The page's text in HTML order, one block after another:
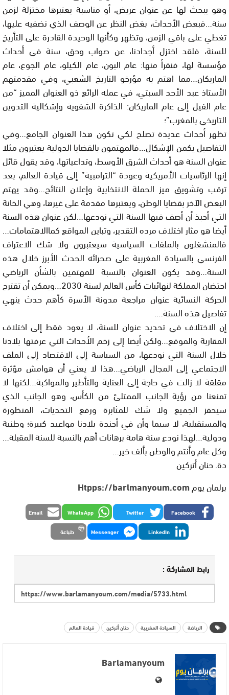
وهو يبحث لها عن عنوان عريض، أو مناسبة يعتبرها مختزلة لزمن
سنة…فبعض الأحداث، بغض النظر عن الوصف الذي نضفيه عليها،
تغطي على باقي الزمن، وتظهر وكأنها الوحيدة القادرة على التأريخ
للسنة، فلقد اختزل أجدادنا، عن صواب وحق، سنة في أحداث
مؤسسة لها، فنقرأ منها: عام البون، عام الكيلو، عام الجوع، عام
الماريكان…مما اهتم به مؤرخو التاريخ الشعبي، وفي مقدمتهم
الأستاذ عبد الأحد السبتي، في عمله الرائع ذو العنوان المميز “من
عام الفيل إلى عام الماريكان: الذاكرة الشفوية وإشكالية التدوين
التاريخي بالمغرب”؛
تظهر أحداث عديدة تصلح لكي تكون هذا العنوان الجامع…وفي
التفاصيل يكمن الإشكال…فالمهتمون بالقضايا الدولية يعتبرون مثلا
عنوان السنة هو أحداث الشرق الأوسط، وتداعياتها، وقد يقول قائل
إنها الرئاسيات الأمريكية وعودة “الترامبية” إلى قيادة العالم، بعد
ترقب وتشويق ميز الحملة الانتخابية وإعلان النتائج…وقد يهتم
البعض الآخر بقضايا الوطن، ويعتبرها مقدمة على غيرها، وهي الخانة
التي أحبذ أن أصف فيها السنة التي نودعها…لكن عنوان هذه السنة
أيضا هو مثار اختلاف مرده التقدير، وتباين المواقع كماالاهتمامات…
فالمنشغلون بالملفات السياسية سيعتبرون ولا شك الاعتراف
الفرنسي بالسيادة المغربية على صحرائه الحدث الأبرز خلال هذه
السنة…وقد يكون العنوان بالنسبة للمهتمين بالشأن الرياضي
احتضان المملكة لنهائيات كأس العالم لسنة 2030…ويمكن أن تقترح
الحركة النسائية عنوان مراجعة مدونة الأسرة كأهم حدث ينهي
تفاصيل هذه السنة….
إن الاختلاف في تحديد عنوان للسنة، لا يعود فقط إلى اختلاف
المقاربة والموقع…ولكن أيضا إلى زخم الأحداث التي عرفتها بلادنا
خلال السنة التي نودعها، من السياسة إلى الاقتصاد إلى الملف
الاجتماعي إلى المجال الرياضي…هذا لا يعني أن هوامش مؤثرة
مقلقة لا زالت في حاجة إلى العناية والتأطير والمواكبة…لكنها لا
تمنعنا من رؤية الجانب الممتلئ من الكأس، وهو الجانب الذي
سيحفز الجميع ولا شك للمثابرة ورفع التحديات، المنظورة
والمستقبلية، لا سيما وأن في أجندة بلادنا مواعيد كبيرة؛ وطنية
ودولية…لهذا نودع سنة هامة برهانات أهم بالنسبة للسنة المقبلة…
وكل عام وأنتم والوطن بألف خير…
دة. حنان أتركين
برلمان يومHtpps://barlmanyoum.com
Facebook
Twitter
WhatsApp
Email
LinkedIn
Messenger طباعة
رابط المشاركة :
الرياضة السيادة المغربية حنان أتركين قيادة العالم
Barlamanyoum